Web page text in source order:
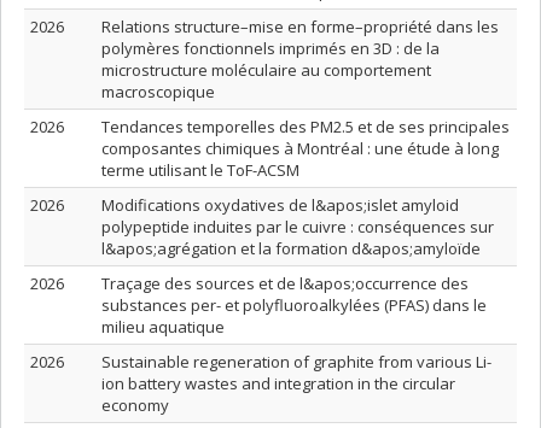
2026
Relations structure–mise en forme–propriété dans les
polymères fonctionnels imprimés en 3D : de la
microstructure moléculaire au comportement
macroscopique
2026
Tendances temporelles des PM2.5 et de ses principales
composantes chimiques à Montréal : une étude à long
terme utilisant le ToF-ACSM
2026
Modifications oxydatives de l&apos;islet amyloid
polypeptide induites par le cuivre : conséquences sur
l&apos;agrégation et la formation d&apos;amyloïde
2026
Traçage des sources et de l&apos;occurrence des
substances per- et polyfluoroalkylées (PFAS) dans le
milieu aquatique
2026
Sustainable regeneration of graphite from various Li-
ion battery wastes and integration in the circular
economy